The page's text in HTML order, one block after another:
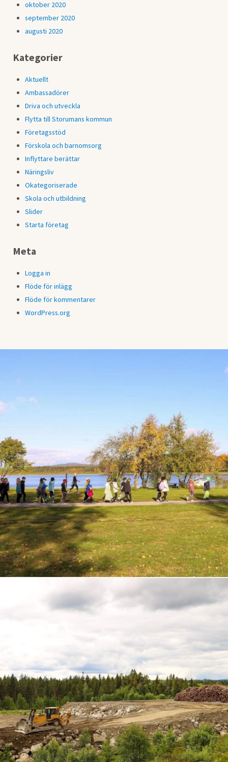
oktober 2020
september 2020
augusti 2020
Kategorier
Aktuellt
Ambassadörer
Driva och utveckla
Flytta till Storumans kommun
Företagsstöd
Förskola och barnomsorg
Inflyttare berättar
Näringsliv
Okategoriserade
Skola och utbildning
Slider
Starta företag
Meta
Logga in
Flöde för inlägg
Flöde för kommentarer
WordPress.org